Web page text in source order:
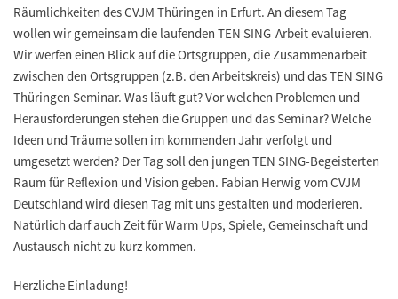
Räumlichkeiten des CVJM Thüringen in Erfurt. An diesem Tag
wollen wir gemeinsam die laufenden TEN SING-Arbeit evaluieren.
Wir werfen einen Blick auf die Ortsgruppen, die Zusammenarbeit
zwischen den Ortsgruppen (z.B. den Arbeitskreis) und das TEN SING
Thüringen Seminar. Was läuft gut? Vor welchen Problemen und
Herausforderungen stehen die Gruppen und das Seminar? Welche
Ideen und Träume sollen im kommenden Jahr verfolgt und
umgesetzt werden? Der Tag soll den jungen TEN SING-Begeisterten
Raum für Reflexion und Vision geben. Fabian Herwig vom CVJM
Deutschland wird diesen Tag mit uns gestalten und moderieren.
Natürlich darf auch Zeit für Warm Ups, Spiele, Gemeinschaft und
Austausch nicht zu kurz kommen.
Herzliche Einladung!